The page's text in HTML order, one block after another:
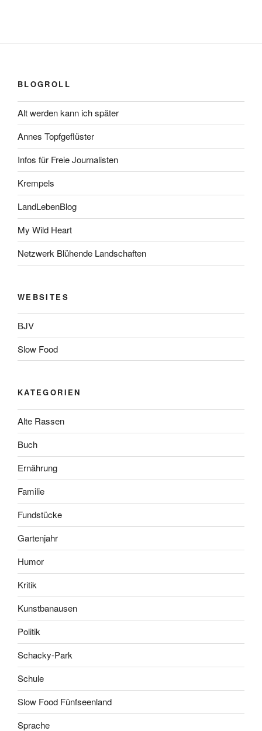
BLOGROLL
Alt werden kann ich später
Annes Topfgeflüster
Infos für Freie Journalisten
Krempels
LandLebenBlog
My Wild Heart
Netzwerk Blühende Landschaften
WEBSITES
BJV
Slow Food
KATEGORIEN
Alte Rassen
Buch
Ernährung
Familie
Fundstücke
Gartenjahr
Humor
Kritik
Kunstbanausen
Politik
Schacky-Park
Schule
Slow Food Fünfseenland
Sprache